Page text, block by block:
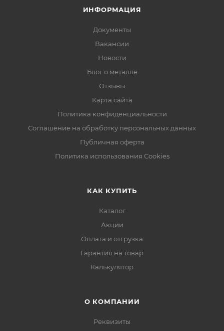
ИНФОРМАЦИЯ
Документы
Вакансии
Новости
Блог о металле
Отзывы
Карта сайта
Политика конфиденциальности
Соглашение на обработку персональных данных
Публичная оферта
Политика использования Cookies
КАК КУПИТЬ
Каталог
Акции
Оплата и отгрузка
Гарантия на товар
Калькулятор
О КОМПАНИИ
Реквизиты